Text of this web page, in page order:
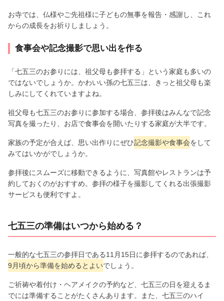
お寺では、仏様やご先祖様に子どもの無事を報告・感謝し、これ
からの成長をお祈りしましょう。
食事会や記念撮影で思い出を作る
「七五三のお参りには、祖父母も参拝する」という家庭も多いの
ではないでしょうか。かわいい孫の七五三は、きっと祖父母も楽
しみにしてくれていますよね。
祖父母も七五三のお参りに参加する場合、参拝後はみんなで記念
写真を撮ったり、お店で食事会を開いたりする家庭が大半です。
家族の予定が合えば、思い出作りにぜひ記念撮影や食事会をして
みてはいかがでしょうか。
参拝後にスムーズに移動できるように、写真館やレストランは予
約しておくのがおすすめ。参拝の様子を撮影してくれる出張撮影
サービスも便利ですよ。
七五三の準備はいつから始める？
一般的な七五三の参拝日である11月15日に参拝するのであれば、
9月頃から準備を始めるとよいでしょう。
ご祈祷や着付け・ヘアメイクの予約など、七五三の日を迎えるま
でには準備することがたくさんあります。また、七五三のハイ